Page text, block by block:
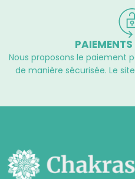
PAIEMENTS
Nous proposons le paiement
de manière sécurisée. Le